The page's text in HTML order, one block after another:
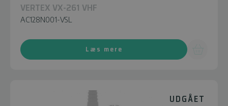
VERTEX VX-261 VHF
AC128N001-VSL
Læs mere
UDGÅET